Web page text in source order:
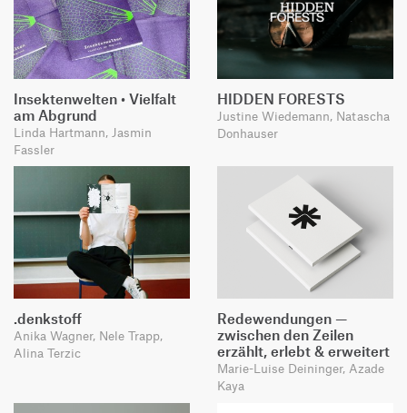
Insektenwelten • Vielfalt
am Abgrund
Linda Hartmann, Jasmin
Fassler
HIDDEN FORESTS
Justine Wiedemann, Natascha
Donhauser
.denkstoff
Anika Wagner, Nele Trapp,
Alina Terzic
Redewendungen —
zwischen den Zeilen
erzählt, erlebt & erweitert
Marie-Luise Deininger, Azade
Kaya